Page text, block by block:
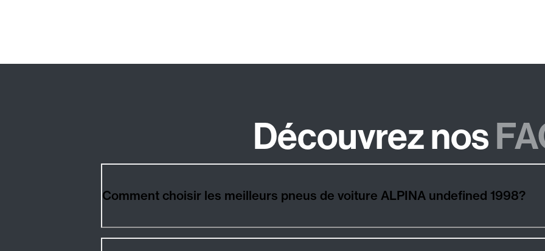
Découvrez nos
Comment choisir les meilleurs pneus de voiture ALPINA undefined 1998?